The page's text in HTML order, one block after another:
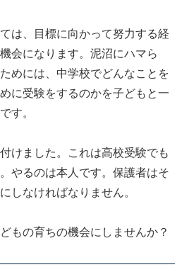
は、目標に向かって努力する経
会になります。泥沼にハマら
めには、中学校でどんなことを
に受験をするのかを子どもと一
す。
けました。これは高校受験でも
やるのは本人です。保護者はそ
しなければなりません。
もの育ちの機会にしませんか？